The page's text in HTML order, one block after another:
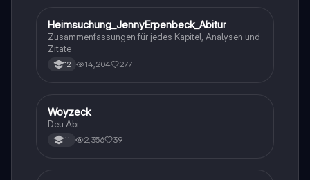
Deutsch
Heimsuchung_JennyErpenbeck_Abitur
Zusammenfassungen für jedes Kapitel, Analysen und
Zitate
12 14,204 277
Deutsch
Woyzeck
Deu Abi
11 2,356 39